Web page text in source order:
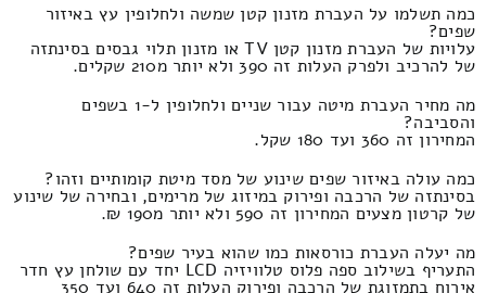
כמה תשלמו על העברת מזנון קטן שמשה ולחלופין עץ באיזור
שפים?
עלויות של העברת מזנון קטן TV או מזנון תלוי גבסים בסינתזה
של להרכיב ולפרק העלות זה 390 ולא יותר מ210 שקלים.
מה מחיר העברת מיטה עבור שניים ולחלופין ל-1 בשפים
והסביבה?
המחירון זה 360 ועד 180 שקל.
כמה עולה באיזור שפים שינוע של מסד מיטת קומותיים וזהו?
בסינתזה של הרכבה ופירוק במיזוג של מרימים, ובחירה של שינוע
של קרטון מצעים המחירון זה 590 ולא יותר מ190 ₪.
מה יעלה העברת כורסאות כמו שהוא בעיר שפים?
התעריף בשילוב ספה פלוס טלוויזיה LCD יחד עם שולחן עץ חדר
אירוח בתמזוגת של הרכבה ופירוק העלות זה 640 ועד 350